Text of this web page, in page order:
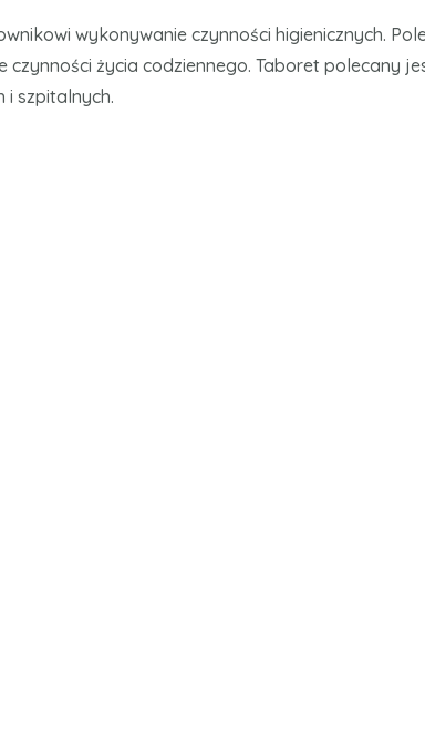
wykonywanie czynności higienicznych.
życia codziennego. Taboret polecany
i szpitalnych.